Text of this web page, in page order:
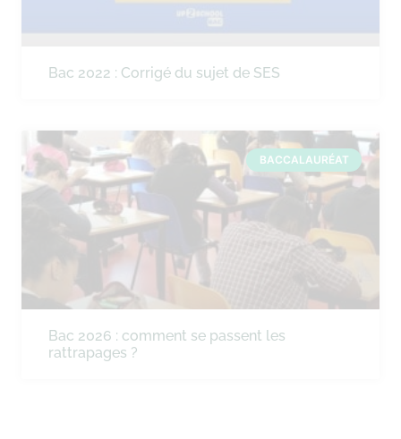
Bac 2022 : Corrigé du sujet de SES
BACCALAURÉAT
Bac 2026 : comment se passent les
rattrapages ?